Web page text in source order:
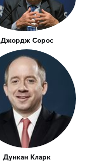
Джордж Сорос
Дункан Кларк